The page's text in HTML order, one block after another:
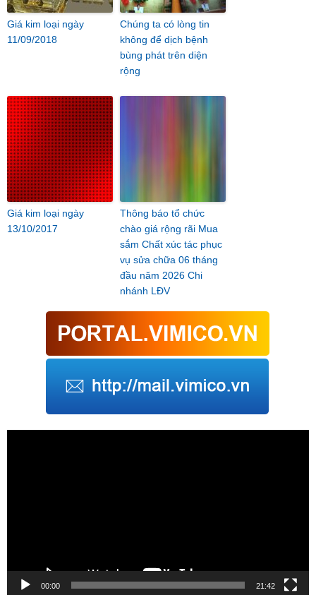
Giá kim loại ngày
11/09/2018
Chúng ta có lòng tin
không để dịch bệnh
bùng phát trên diện
rộng
Giá kim loại ngày
13/10/2017
Thông báo tổ chức
chào giá rộng rãi Mua
sắm Chất xúc tác phục
vụ sửa chữa 06 tháng
đầu năm 2026 Chi
nhánh LĐV
Trình
00:00 21:42